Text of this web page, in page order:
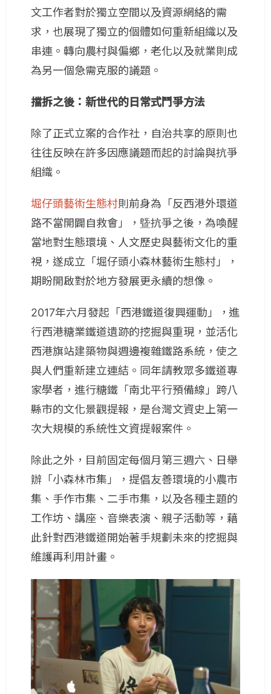
文工作者對於獨立空間以及資源網絡的需
求，也展現了獨立的個體如何重新組織以及
串連。轉向農村與偏鄉，老化以及就業則成
為另一個急需克服的議題。
擋拆之後：新世代的日常式鬥爭方法
除了正式立案的合作社，自治共享的原則也
往往反映在許多因應議題而起的討論與抗爭
組織。
堀仔頭藝術生態村則前身為「反西港外環道
路不當開闢自救會」，曁抗爭之後，為喚醒
當地對生態環境、人文歷史與藝術文化的重
視，遂成立「堀仔頭小森林藝術生態村」，
期盼開啟對於地方發展更永續的想像。
2017年六月發起「西港鐵道復興運動」，進
行西港糖業鐵道遺跡的挖掘與重現，並活化
西港旗站建築物與週邊複雜鐵路系統，使之
與人們重新建立連結。同年請教眾多鐵道專
家學者，進行糖鐵「南北平行預備線」跨八
縣市的文化景觀提報，是台灣文資史上第一
次大規模的系統性文資提報案件。
除此之外，目前固定每個月第三週六、日舉
辦「小森林市集」，提倡友善環境的小農市
集、手作市集、二手市集，以及各種主題的
工作坊、講座、音樂表演、親子活動等，藉
此針對西港鐵道開始著手規劃未來的挖掘與
維護再利用計畫。